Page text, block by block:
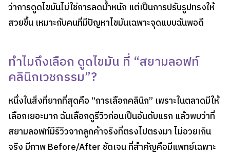
ว่าการดูดไขมันไม่ใช่การลดน้ำหนัก แต่เป็นการปรับรูปทรงให้
สวยขึ้น เหมาะกับคนที่มีปัญหาไขมันเฉพาะจุดแบบฉันพอดี
ทำไมถึงเลือก ดูดไขมัน ที่ “สยามลอฟท์
คลินิกเวชกรรม”?
หนึ่งในสิ่งที่ยากที่สุดคือ “การเลือกคลินิก” เพราะในตลาดมีให้
เลือกเยอะมาก ฉันเลือกดูรีวิวก่อนเป็นอันดับแรก แล้วพบว่าที่
สยามลอฟท์มีรีวิวจากลูกค้าจริงที่ตรงไปตรงมา ไม่อวยเกิน
จริง มีภาพ Before/After ชัดเจน ที่สำคัญคือมีแพทย์เฉพาะ